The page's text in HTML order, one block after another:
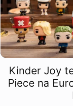
Kinder Joy
Piece na